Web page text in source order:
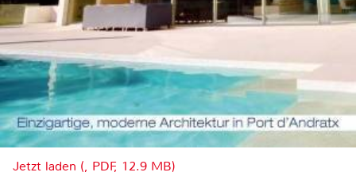
Jetzt laden (, PDF, 12.9 MB)